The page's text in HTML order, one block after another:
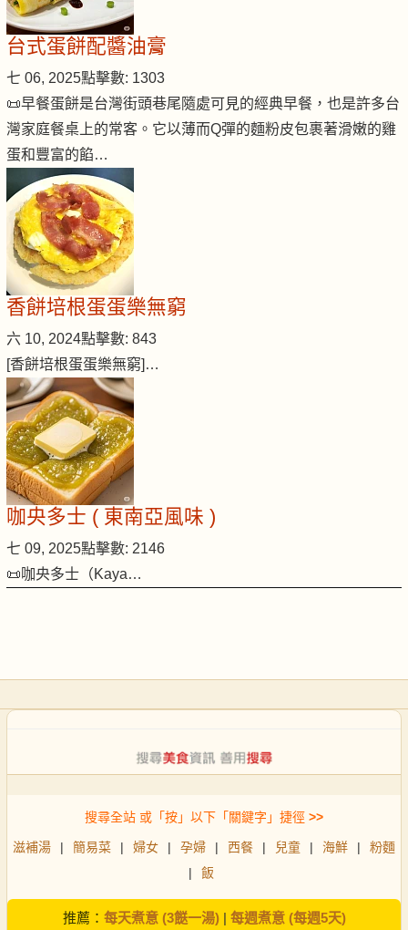
台式蛋餅配醬油膏
七 06, 2025點擊數: 1303
📜早餐蛋餅是台灣街頭巷尾隨處可見的經典早餐，也是許多台
灣家庭餐桌上的常客。它以薄而Q彈的麵粉皮包裹著滑嫩的雞
蛋和豐富的餡…
香餅培根蛋蛋樂無窮
六 10, 2024點擊數: 843
[香餅培根蛋蛋樂無窮]…
咖央多士 ( 東南亞風味 )
七 09, 2025點擊數: 2146
📜咖央多士（Kaya…
搜尋全站 或「按」以下「關鍵字」捷徑 >>
滋補湯 | 簡易菜 | 婦女 | 孕婦 | 西餐 | 兒童 | 海鮮 |
粉麵
|
飯
推薦： 每天煮意 (3餸一湯)| 每週煮意 (每週5天)